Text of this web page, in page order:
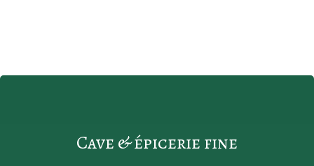
Cave & épicerie fine